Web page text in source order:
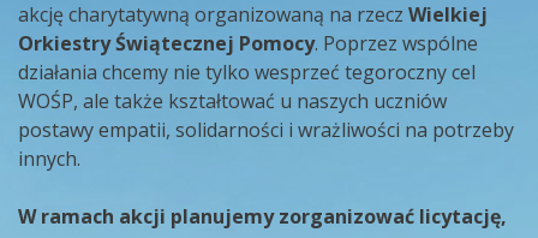
akcję charytatywną organizowaną na rzecz Wielkiej
Orkiestry Świątecznej Pomocy. Poprzez wspólne
działania chcemy nie tylko wesprzeć tegoroczny cel
WOŚP, ale także kształtować u naszych uczniów
postawy empatii, solidarności i wrażliwości na potrzeby
innych.
W ramach akcji planujemy zorganizować licytację,